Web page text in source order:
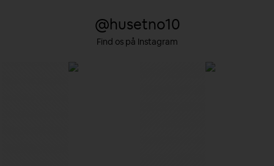
@husetno10
Find os på Instagram